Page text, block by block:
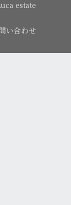
estate
い合わせ